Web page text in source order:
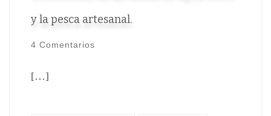
y la pesca artesanal.
4 Comentarios
[…]